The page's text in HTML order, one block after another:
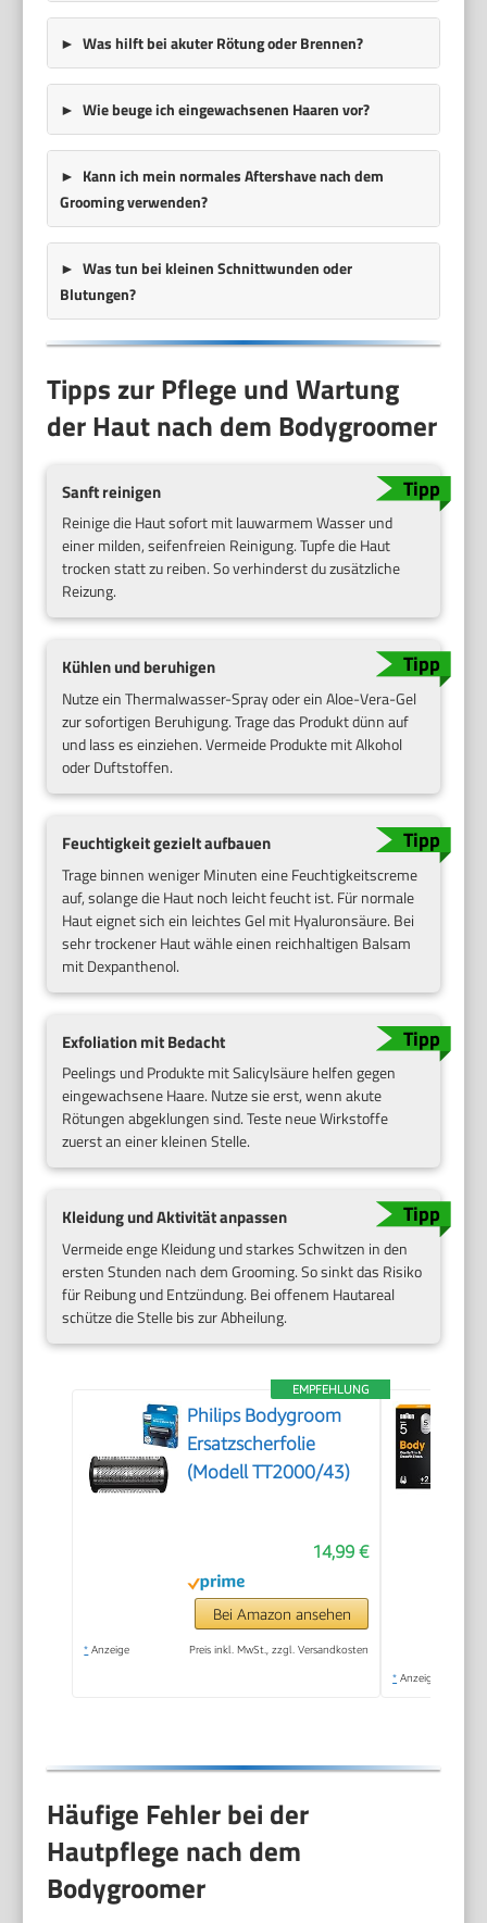
Was hilft bei akuter Rötung oder Brennen?
Wie beuge ich eingewachsenen Haaren vor?
Kann ich mein normales Aftershave nach dem
Grooming verwenden?
Was tun bei kleinen Schnittwunden oder
Blutungen?
Tipps zur Pflege und Wartung
der Haut nach dem Bodygroomer
Sanft reinigen
Reinige die Haut sofort mit lauwarmem Wasser und
einer milden, seifenfreien Reinigung. Tupfe die Haut
trocken statt zu reiben. So verhinderst du zusätzliche
Reizung.
Kühlen und beruhigen
Nutze ein Thermalwasser-Spray oder ein Aloe-Vera-Gel
zur sofortigen Beruhigung. Trage das Produkt dünn auf
und lass es einziehen. Vermeide Produkte mit Alkohol
oder Duftstoffen.
Feuchtigkeit gezielt aufbauen
Trage binnen weniger Minuten eine Feuchtigkeitscreme
auf, solange die Haut noch leicht feucht ist. Für normale
Haut eignet sich ein leichtes Gel mit Hyaluronsäure. Bei
sehr trockener Haut wähle einen reichhaltigen Balsam
mit Dexpanthenol.
Exfoliation mit Bedacht
Peelings und Produkte mit Salicylsäure helfen gegen
eingewachsene Haare. Nutze sie erst, wenn akute
Rötungen abgeklungen sind. Teste neue Wirkstoffe
zuerst an einer kleinen Stelle.
Kleidung und Aktivität anpassen
Vermeide enge Kleidung und starkes Schwitzen in den
ersten Stunden nach dem Grooming. So sinkt das Risiko
für Reibung und Entzündung. Bei offenem Hautareal
schütze die Stelle bis zur Abheilung.
EMPFEHLUNG
Philips Bodygroom
Ersatzscherfolie
(Modell TT2000/43)
14,99 €
Bei Amazon ansehen
* Anzeige Preis inkl. MwSt., zzgl. Versandkosten
* Anzeige
Häufige Fehler bei der
Hautpflege nach dem
Bodygroomer